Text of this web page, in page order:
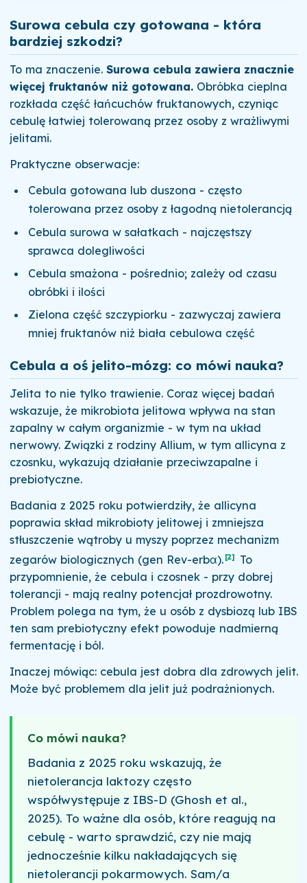
Surowa cebula czy gotowana - która
bardziej szkodzi?
To ma znaczenie. Surowa cebula zawiera znacznie
więcej fruktanów niż gotowana.Obróbka cieplna
rozkłada część łańcuchów fruktanowych, czyniąc
cebulę łatwiej tolerowaną przez osoby z wrażliwymi
jelitami.
Praktyczne obserwacje:
Cebula gotowana lub duszona - często
tolerowana przez osoby z łagodną nietolerancją
Cebula surowa w sałatkach - najczęstszy
sprawca dolegliwości
Cebula smażona - pośrednio; zależy od czasu
obróbki i ilości
Zielona część szczypiorku - zazwyczaj zawiera
mniej fruktanów niż biała cebulowa część
Cebula a oś jelito-mózg: co mówi nauka?
Jelita to nie tylko trawienie. Coraz więcej badań
wskazuje, że mikrobiota jelitowa wpływa na stan
zapalny w całym organizmie - w tym na układ
nerwowy. Związki z rodziny Allium, w tym allicyna z
czosnku, wykazują działanie przeciwzapalne i
prebiotyczne.
Badania z 2025 roku potwierdziły, że allicyna
poprawia skład mikrobioty jelitowej i zmniejsza
stłuszczenie wątroby u myszy poprzez mechanizm
zegarów biologicznych (gen Rev-erbα). [2]
To
przypomnienie, że cebula i czosnek - przy dobrej
tolerancji - mają realny potencjał prozdrowotny.
Problem polega na tym, że u osób z dysbiozą lub IBS
ten sam prebiotyczny efekt powoduje nadmierną
fermentację i ból.
Inaczej mówiąc: cebula jest dobra dla zdrowych jelit.
Może być problemem dla jelit już podrażnionych.
Co mówi nauka?
Badania z 2025 roku wskazują, że
nietolerancja laktozy często
współwystępuje z IBS-D (Ghosh et al.,
2025). To ważne dla osób, które reagują na
cebulę - warto sprawdzić, czy nie mają
jednocześnie kilku nakładających się
nietolerancji pokarmowych. Sam/a